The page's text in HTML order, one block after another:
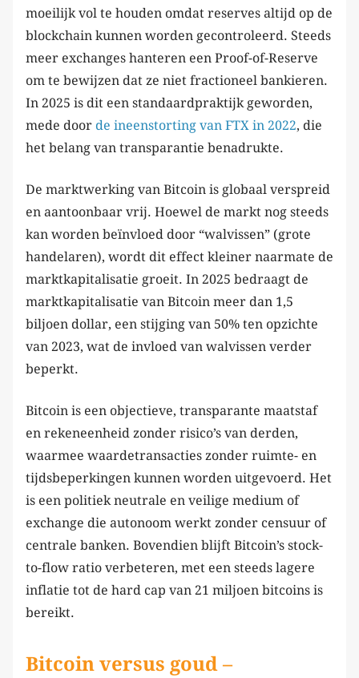
moeilijk vol te houden omdat reserves altijd op de
blockchain kunnen worden gecontroleerd. Steeds
meer exchanges hanteren een Proof-of-Reserve
om te bewijzen dat ze niet fractioneel bankieren.
In 2025 is dit een standaardpraktijk geworden,
mede door de ineenstorting van FTX in 2022, die
het belang van transparantie benadrukte.
De marktwerking van Bitcoin is globaal verspreid
en aantoonbaar vrij. Hoewel de markt nog steeds
kan worden beïnvloed door “walvissen” (grote
handelaren), wordt dit effect kleiner naarmate de
marktkapitalisatie groeit. In 2025 bedraagt de
marktkapitalisatie van Bitcoin meer dan 1,5
biljoen dollar, een stijging van 50% ten opzichte
van 2023, wat de invloed van walvissen verder
beperkt.
Bitcoin is een objectieve, transparante maatstaf
en rekeneenheid zonder risico’s van derden,
waarmee waardetransacties zonder ruimte- en
tijdsbeperkingen kunnen worden uitgevoerd. Het
is een politiek neutrale en veilige medium of
exchange die autonoom werkt zonder censuur of
centrale banken. Bovendien blijft Bitcoin’s stock-
to-flow ratio verbeteren, met een steeds lagere
inflatie tot de hard cap van 21 miljoen bitcoins is
bereikt.
Bitcoin versus goud –